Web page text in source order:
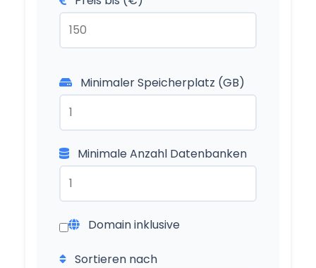
Minimaler Speicherplatz (GB)
Minimale Anzahl Datenbanken
Domain inklusive
Sortieren nach